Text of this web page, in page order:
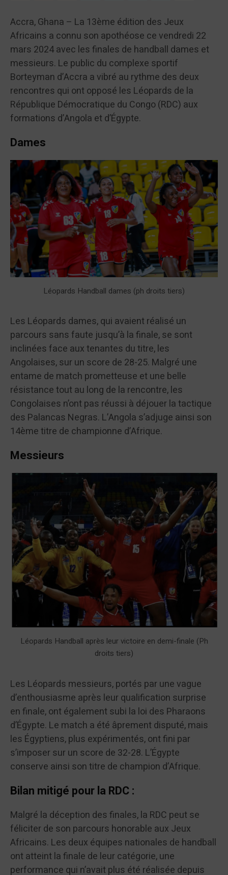
Accra, Ghana – La 13ème édition des Jeux
Africains a connu son apothéose ce vendredi 22
mars 2024 avec les finales de handball dames et
messieurs. Le public du complexe sportif
Borteyman d’Accra a vibré au rythme des deux
rencontres qui ont opposé les Léopards de la
République Démocratique du Congo (RDC) aux
formations d’Angola et d’Égypte.
Dames
Léopards Handball dames (ph droits tiers)
Les Léopards dames, qui avaient réalisé un
parcours sans faute jusqu’à la finale, se sont
inclinées face aux tenantes du titre, les
Angolaises, sur un score de 28-25. Malgré une
entame de match prometteuse et une belle
résistance tout au long de la rencontre, les
Congolaises n’ont pas réussi à déjouer la tactique
des Palancas Negras. L’Angola s’adjuge ainsi son
14ème titre de championne d’Afrique.
Messieurs
Léopards Handball après leur victoire en demi-finale (Ph
droits tiers)
Les Léopards messieurs, portés par une vague
d’enthousiasme après leur qualification surprise
en finale, ont également subi la loi des Pharaons
d’Égypte. Le match a été âprement disputé, mais
les Égyptiens, plus expérimentés, ont fini par
s’imposer sur un score de 32-28. L’Égypte
conserve ainsi son titre de champion d’Afrique.
Bilan mitigé pour la RDC :
Malgré la déception des finales, la RDC peut se
féliciter de son parcours honorable aux Jeux
Africains. Les deux équipes nationales de handball
ont atteint la finale de leur catégorie, une
performance qui n’avait plus été réalisée depuis